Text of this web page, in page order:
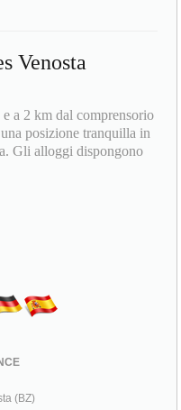
Venosta
a 2 km dal comprensorio
posizione tranquilla in
Gli alloggi dispongono
(BZ)